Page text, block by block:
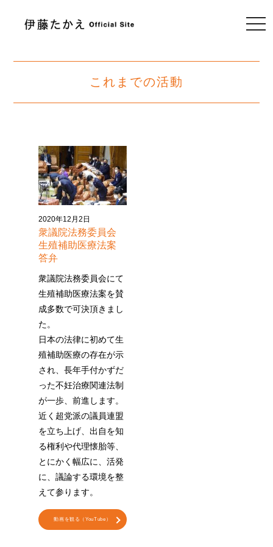
これまでの活動
2020年12月2日
衆議院法務委員会
生殖補助医療法案
答弁
衆議院法務委員会にて
生殖補助医療法案を賛
成多数で可決頂きまし
た。
日本の法律に初めて生
殖補助医療の存在が示
され、長年手付かずだ
った不妊治療関連法制
が一歩、前進します。
近く超党派の議員連盟
を立ち上げ、出自を知
る権利や代理懐胎等、
とにかく幅広に、活発
に、議論する環境を整
えて参ります。
動画を観る（YouTube）